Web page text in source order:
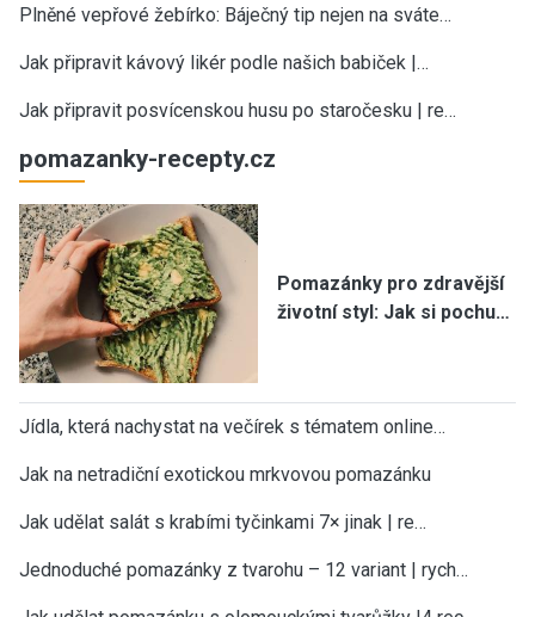
Plněné vepřové žebírko: Báječný tip nejen na sváte…
Jak připravit kávový likér podle našich babiček |…
Jak připravit posvícenskou husu po staročesku | re…
pomazanky-recepty.cz
Pomazánky pro zdravější
životní styl: Jak si pochu…
Jídla, která nachystat na večírek s tématem online…
Jak na netradiční exotickou mrkvovou pomazánku
Jak udělat salát s krabími tyčinkami 7× jinak | re…
Jednoduché pomazánky z tvarohu – 12 variant | rych…